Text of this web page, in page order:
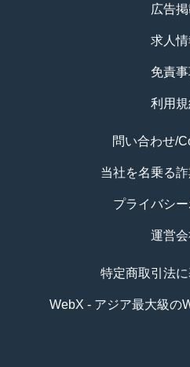
広告
求人情
免責
利用
問い合わせ/
当社を名乗る
プライバシ
運営
特定商取引法
WebX - アジア最大級の